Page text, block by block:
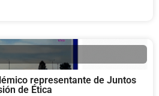
representante de Juntos
de Ética